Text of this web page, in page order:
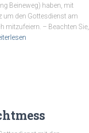
Beineweg) haben, mit
um den Gottesdienst am
mitzufeiern. – Beachten Sie,